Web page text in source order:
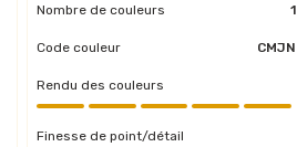
Nombre de couleurs 1
Code couleur CMJN
Rendu des couleurs
Finesse de point/détail